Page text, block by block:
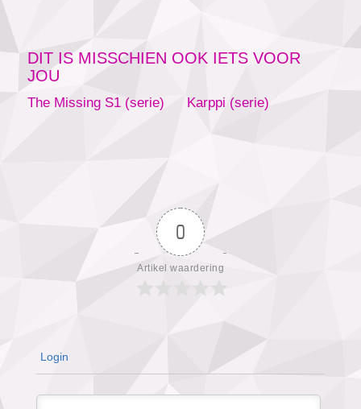
DIT IS MISSCHIEN OOK IETS VOOR
JOU
The Missing S1 (serie) Karppi (serie)
0
Artikel waardering
Login